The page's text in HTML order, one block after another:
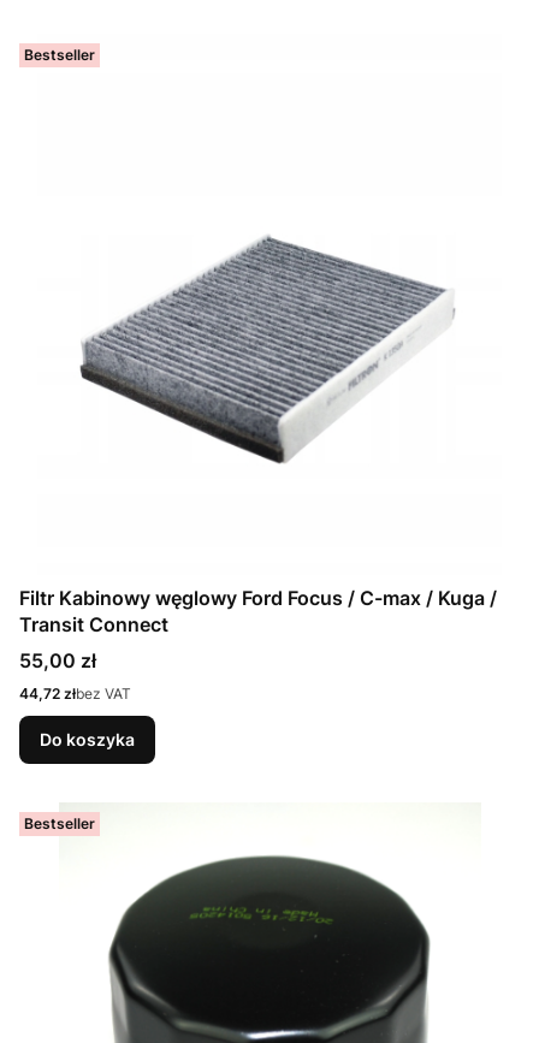
Bestseller
Filtr Kabinowy węglowy Ford Focus / C-max / Kuga /
Transit Connect
Cena
55,00 zł
Cena
44,72 złbez VAT
Do koszyka
Bestseller